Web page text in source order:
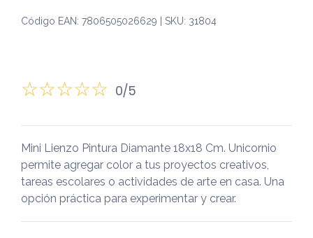
Código EAN: 7806505026629 | SKU: 31804
0/5
Mini Lienzo Pintura Diamante 18x18 Cm. Unicornio
permite agregar color a tus proyectos creativos,
tareas escolares o actividades de arte en casa. Una
opción práctica para experimentar y crear.